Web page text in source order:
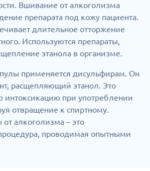
Вшивание от алкоголизма
препарата под кожу пациента.
длительное отторжение
Используются препараты,
этанола в организме.
применяется дисульфирам. Он
расщепляющий этанол. Это
интоксикацию при употреблении
отвращение к спиртному.
алкоголизма – это
проводимая опытными